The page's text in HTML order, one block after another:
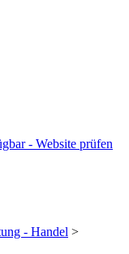
- Website prüfen
- Handel >